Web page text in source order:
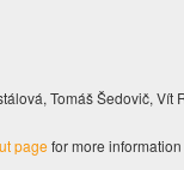
Tomáš Šedovič, Vít
pagefor more